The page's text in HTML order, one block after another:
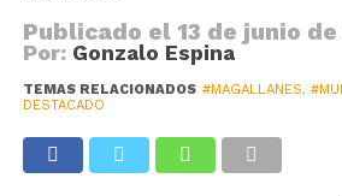
Publicado el 13 de junio
Por: Gonzalo Espina
TEMAS RELACIONADOS #MAGALLANES,
DESTACADO